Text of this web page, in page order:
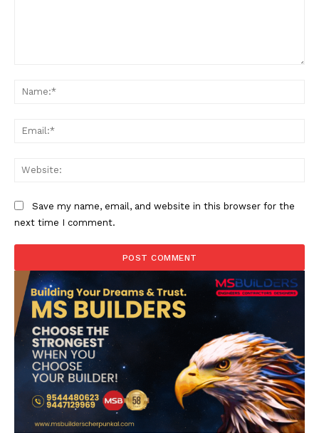
Save my name, email, and website in this browser for the
next time I comment.